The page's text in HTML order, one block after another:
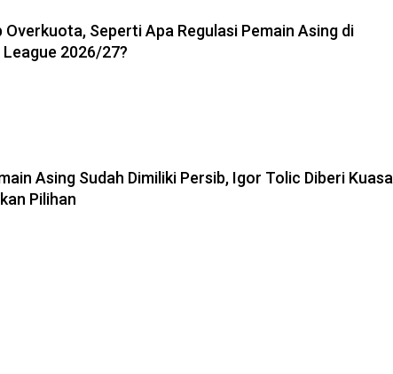
Overkuota, Seperti Apa Regulasi Pemain Asing di
League 2026/27?
Asing Sudah Dimiliki Persib, Igor Tolic Diberi Kuasa
Pilihan